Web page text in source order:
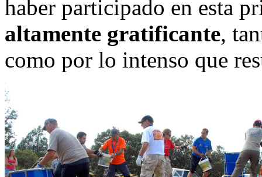
haber participado en esta
altamente gratificante,
como por lo intenso que